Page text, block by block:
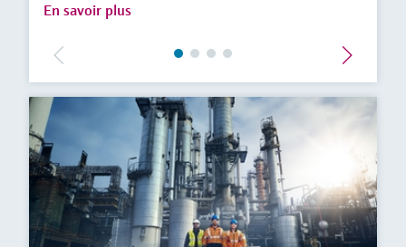
En savoir plus